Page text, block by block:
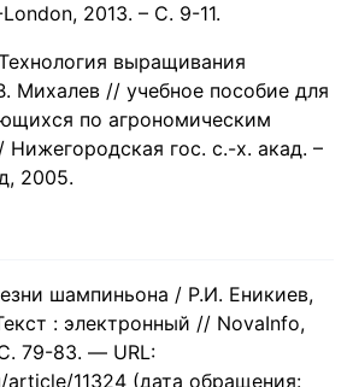
2013. – C. 9-11.
выращивания
Михалев // учебное пособие для
по агрономическим
Нижегородская гос. с.-х. акад. –
2005.
шампиньона / Р.И. Еникиев,
: электронный // NovaInfo,
79-83. — URL:
11324 (дата обращения: